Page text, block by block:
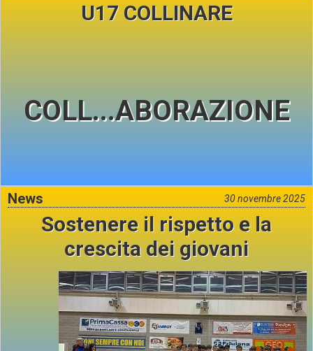
U17 COLLINARE
COLL...ABORAZIONE
News 30 novembre 2025
Sostenere il rispetto e la
crescita dei giovani